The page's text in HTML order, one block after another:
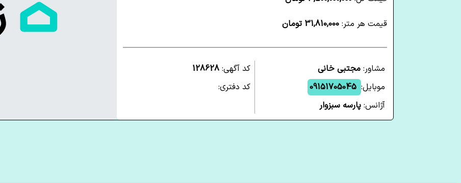
قیمت هر متر: 31,810,000 تومان
مشاور: مجتبی خانی
موبایل: 09151705045
آژانس: پارسه سبزوار
کد آگهی: 128628
کد دفتری: